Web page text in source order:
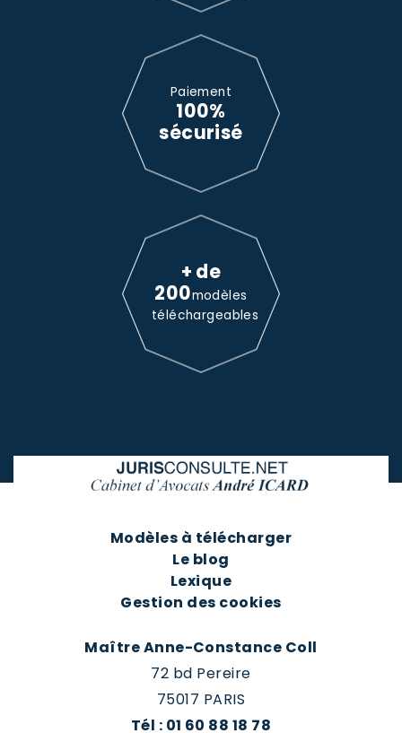
Paiement
100%
sécurisé
+ de
200modèles
téléchargeables
Modèles à télécharger
Le blog
Lexique
Gestion des cookies
Maître Anne-Constance Coll
72 bd Pereire
75017 PARIS
Tél : 01 60 88 18 78